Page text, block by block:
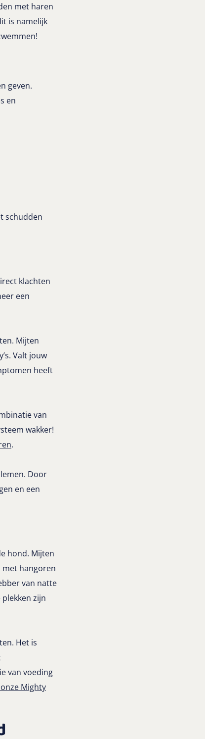
met haren
is namelijk
geven.
en
schudden
klachten
een
Mijten
Valt jouw
heeft
van
wakker!
.
Door
en een
hond. Mijten
met hangoren
van natte
zijn
Het is
van voeding
Mighty